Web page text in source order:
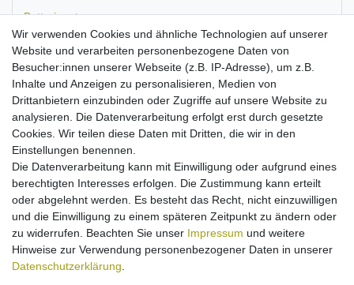
Batterieentsorgung
Informationen zur Produktsicherheit
Passend für Sennheiser MB 660, PXC 550.
kompaktes Reise-Ladegerät mit flexibler
Eingangsspannung
Micro-USB-Anschluss
Input: 100-250V
Ausgangsleistung: 5V/2A
Farbe: schwarz
Kabellänge ca. 1,10m
Wir verwenden Cookies und ähnliche Technologien auf unserer
Website und verarbeiten personenbezogene Daten von
Besucher:innen unserer Webseite (z.B. IP-Adresse), um z.B.
Inhalte und Anzeigen zu personalisieren, Medien von
Drittanbietern einzubinden oder Zugriffe auf unsere Website zu
analysieren. Die Datenverarbeitung erfolgt erst durch gesetzte
Cookies. Wir teilen diese Daten mit Dritten, die wir in den
Einstellungen benennen.
Die Datenverarbeitung kann mit Einwilligung oder aufgrund eines
berechtigten Interesses erfolgen. Die Zustimmung kann erteilt
oder abgelehnt werden. Es besteht das Recht, nicht einzuwilligen
und die Einwilligung zu einem späteren Zeitpunkt zu ändern oder
zu widerrufen. Beachten Sie unser Impressum und weitere
Hinweise zur Verwendung personenbezogener Daten in unserer
Daten­schutz­erklärung